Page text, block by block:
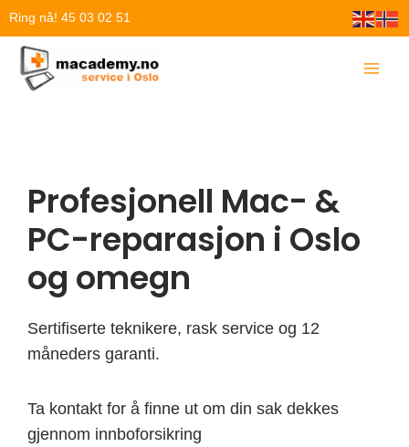
Hopp
innholdet
Ring nå! 45 03 02 51
Profesjonell Mac- &
PC-reparasjon i Oslo
og omegn
Sertifiserte teknikere, rask service og 12
måneders garanti.
Ta kontakt for å finne ut om din sak dekkes
gjennom innboforsikring